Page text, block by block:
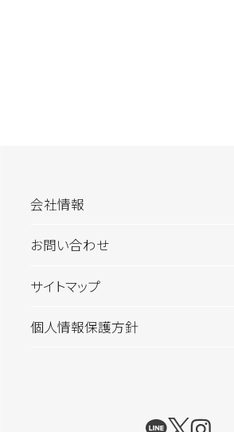
会社情報
お問い合わせ
サイトマップ
個人情報保護方針